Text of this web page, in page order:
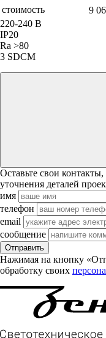
стоимость
9
220-240 В
IP20
Ra >80
3 SDCM
Оставьте свои
уточнения деталей
имя
телефон
email
сообщение
Отправить
Нажимая на кнопку
обработку своих